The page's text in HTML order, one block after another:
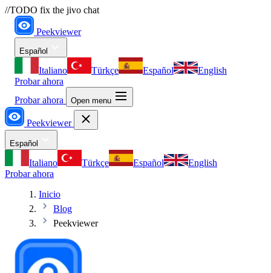
//TODO fix the jivo chat
Peekviewer
Español
Italiano Türkçe Español
English
Probar ahora
Probar ahora
Open menu
Peekviewer
Español
Italiano Türkçe Español
English
Probar ahora
Inicio
Blog
Peekviewer